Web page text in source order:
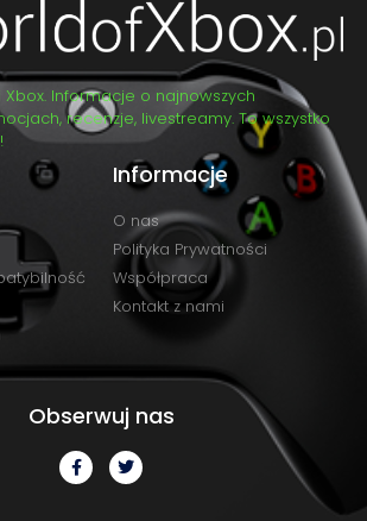
Xbox. Informacje o najnowszych
recenzje, livestreamy. To wszystko
Informacje
O nas
Polityka Prywatności
Współpraca
Kontakt z nami
Obserwuj nas